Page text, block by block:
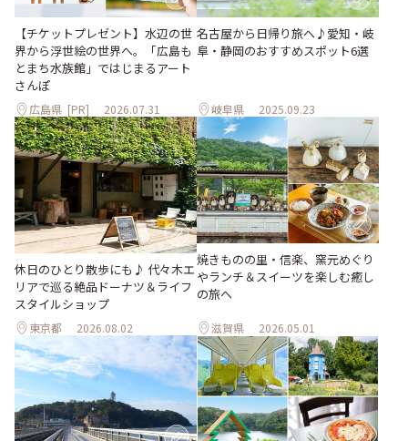
【チケットプレゼント】水辺の世
界から浮世絵の世界へ。「広島も
とまち水族館」ではじまるアート
さんぽ
広島県 [PR] 2026.07.31
名古屋から日帰り旅へ♪愛知・岐
阜・静岡のおすすめスポット6選
岐阜県 2025.09.23
休日のひとり散歩にも♪ 代々木エ
リアで巡る絶品ドーナツ＆ライフ
スタイルショップ
東京都 2026.08.02
焼きものの里・信楽、窯元めぐり
やランチ＆スイーツを楽しむ癒し
の旅へ
滋賀県 2026.05.01